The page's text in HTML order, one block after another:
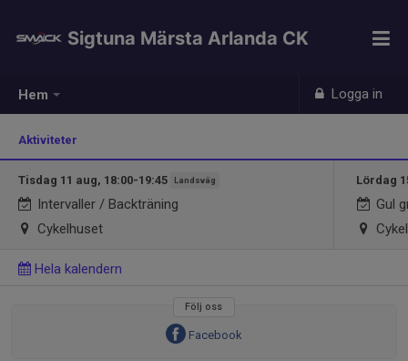
Hem Logga in
Sigtuna Märsta Arlanda CK
Aktiviteter
Tisdag 11 aug, 18:00-19:45 Landsväg
Intervaller / Backträning
Cykelhuset
Lördag
Gul
Hela kalendern
Följ oss
Facebook